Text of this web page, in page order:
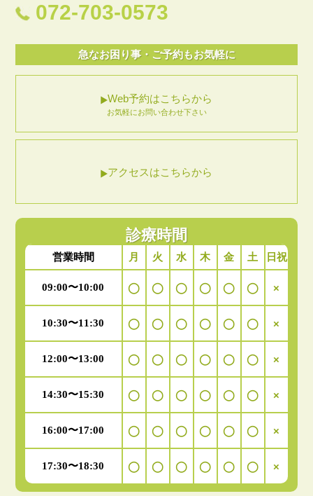
072-703-0573
急なお困り事・ご予約もお気軽に
Web予約はこちらから
お気軽にお問い合わせ下さい
アクセスはこちらから
診療時間
営業時間 月 火 水 木 金 土 日祝
09:00〜10:00 ◯ ◯ ◯ ◯ ◯ ◯ ×
10:30〜11:30 ◯ ◯ ◯ ◯ ◯ ◯ ×
12:00〜13:00 ◯ ◯ ◯ ◯ ◯ ◯ ×
14:30〜15:30 ◯ ◯ ◯ ◯ ◯ ◯ ×
16:00〜17:00 ◯ ◯ ◯ ◯ ◯ ◯ ×
17:30〜18:30 ◯ ◯ ◯ ◯ ◯ ◯ ×